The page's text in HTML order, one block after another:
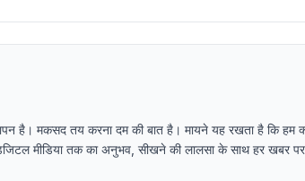
है। मकसद तय करना दम की बात है। मायने यह रखता है कि हम
मीडिया तक का अनुभव, सीखने की लालसा के साथ हर खबर